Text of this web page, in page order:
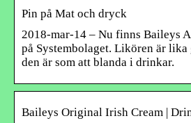
Pin på Mat och dryck
2018-mar-14 – Nu finns Baileys
på Systembolaget. Likören är lika
den är som att blanda i drinkar.
Baileys Original Irish Cream |